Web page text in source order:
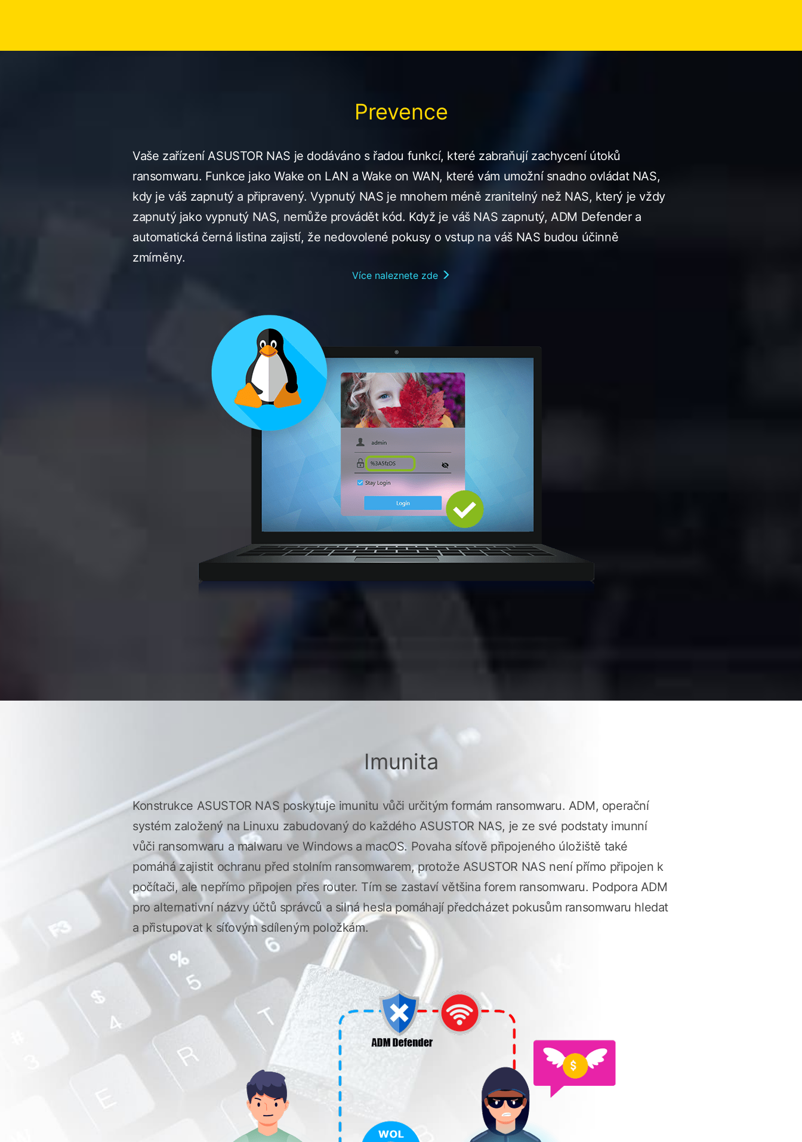
Prevence
Vaše zařízení ASUSTOR NAS je dodáváno s řadou funkcí, které zabraňují zachycení útoků
ransomwaru. Funkce jako Wake on LAN a Wake on WAN, které vám umožní snadno ovládat NAS,
kdy je váš zapnutý a připravený. Vypnutý NAS je mnohem méně zranitelný než NAS, který je vždy
zapnutý jako vypnutý NAS, nemůže provádět kód. Když je váš NAS zapnutý, ADM Defender a
automatická černá listina zajistí, že nedovolené pokusy o vstup na váš NAS budou účinně
zmírněny.
Více naleznete zde
Imunita
Konstrukce ASUSTOR NAS poskytuje imunitu vůči určitým formám ransomwaru. ADM, operační
systém založený na Linuxu zabudovaný do každého ASUSTOR NAS, je ze své podstaty imunní
vůči ransomwaru a malwaru ve Windows a macOS. Povaha síťově připojeného úložiště také
pomáhá zajistit ochranu před stolním ransomwarem, protože ASUSTOR NAS není přímo připojen k
počítači, ale nepřímo připojen přes router. Tím se zastaví většina forem ransomwaru. Podpora ADM
pro alternativní názvy účtů správců a silná hesla pomáhají předcházet pokusům ransomwaru hledat
a přistupovat k síťovým sdíleným položkám.